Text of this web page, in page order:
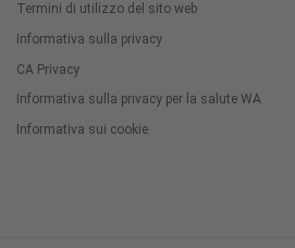
Termini di utilizzo del sito web
Informativa sulla privacy
CA Privacy
Informativa sulla privacy per la salute WA
Informativa sui cookie